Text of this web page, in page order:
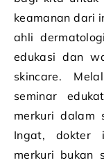
keamanan dari
ahli
edukasi dan
skincare.
seminar
merkuri dalam
Ingat, dokter
merkuri bukan